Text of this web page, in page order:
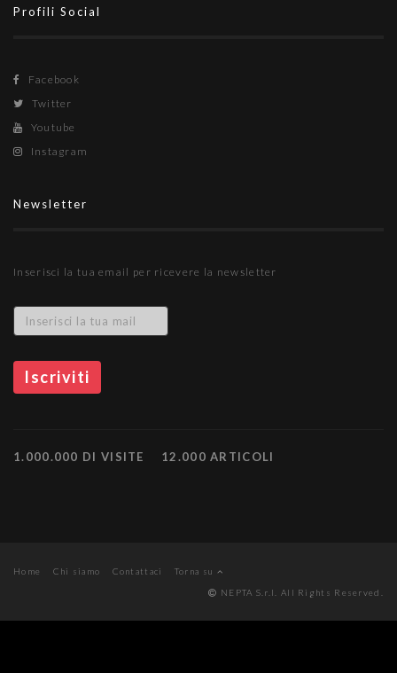
Profili Social
Facebook
Twitter
Youtube
Instagram
Newsletter
Inserisci la tua email per ricevere la newsletter
1.000.000 DI VISITE 12.000 ARTICOLI
Home Chi siamo Contattaci
Torna su
NEPTA S.r.l. All Rights Reserved.